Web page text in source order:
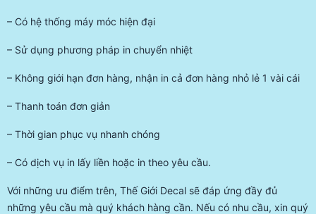
– Có hệ thống máy móc hiện đại
– Sử dụng phương pháp in chuyển nhiệt
– Không giới hạn đơn hàng, nhận in cả đơn hàng nhỏ lẻ 1 vài cái
– Thanh toán đơn giản
– Thời gian phục vụ nhanh chóng
– Có dịch vụ in lấy liền hoặc in theo yêu cầu.
Với những ưu điểm trên, Thế Giới Decal sẽ đáp ứng đầy đủ
những yêu cầu mà quý khách hàng cần. Nếu có nhu cầu, xin quý